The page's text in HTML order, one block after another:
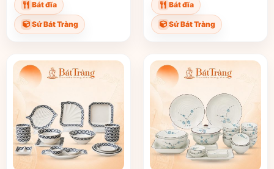
Bát đĩa
Sứ Bát Tràng
Bát đĩa
Sứ Bát Tràng